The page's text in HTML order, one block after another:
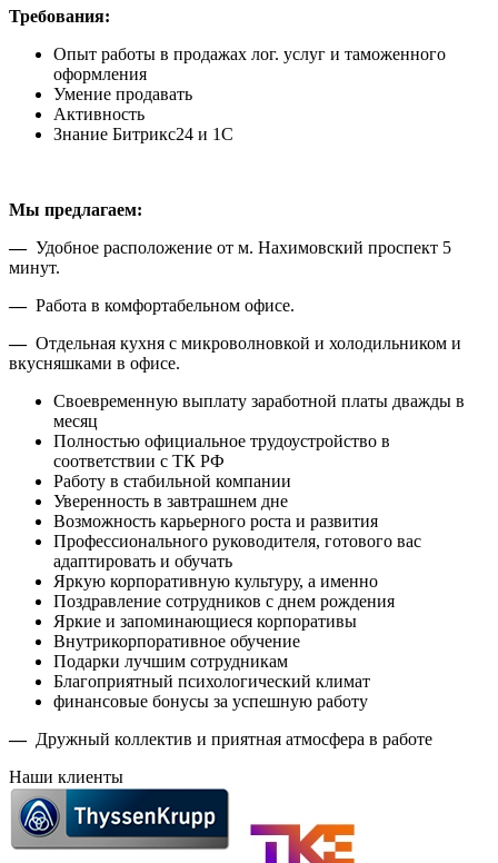
Требования:
Опыт работы в продажах лог. услуг и таможенного
оформления
Умение продавать
Активность
Знание Битрикс24 и 1С
Мы предлагаем:
—Удобное расположение от м. Нахимовский проспект 5
минут.
—Работа в комфортабельном офисе.
—Отдельная кухня с микроволновкой и холодильником и
вкусняшками в офисе.
Своевременную выплату заработной платы дважды в
месяц
Полностью официальное трудоустройство в
соответствии с ТК РФ
Работу в стабильной компании
Уверенность в завтрашнем дне
Возможность карьерного роста и развития
Профессионального руководителя, готового вас
адаптировать и обучать
Яркую корпоративную культуру, а именно
Поздравление сотрудников с днем рождения
Яркие и запоминающиеся корпоративы
Внутрикорпоративное обучение
Подарки лучшим сотрудникам
Благоприятный психологический климат
финансовые бонусы за успешную работу
— Дружный коллектив и приятная атмосфера в работе
Наши клиенты